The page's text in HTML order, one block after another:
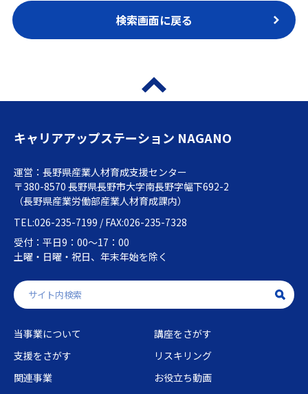
検索画面に戻る
キャリアアップステーション NAGANO
運営：長野県産業人材育成支援センター
〒380-8570 長野県長野市大字南長野字幅下692-2
（長野県産業労働部産業人材育成課内）
TEL:026-235-7199 / FAX:026-235-7328
受付：平日9：00～17：00
土曜・日曜・祝日、年末年始を除く
当事業について
講座をさがす
支援をさがす
リスキリング
関連事業
お役立ち動画